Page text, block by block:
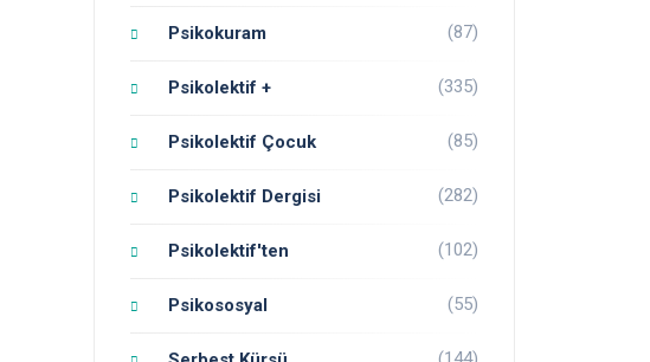
Psikokuram (87)
Psikolektif + (335)
Psikolektif Çocuk (85)
Psikolektif Dergisi (282)
Psikolektif'ten (102)
Psikososyal (55)